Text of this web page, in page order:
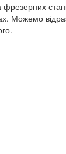
фрезерних
Можемо